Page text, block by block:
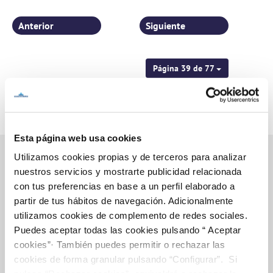
Esta página web usa cookies
Utilizamos cookies propias y de terceros para analizar
nuestros servicios y mostrarte publicidad relacionada
con tus preferencias en base a un perfil elaborado a
partir de tus hábitos de navegación. Adicionalmente
utilizamos cookies de complemento de redes sociales.
Puedes aceptar todas las cookies pulsando “ Aceptar
cookies”· También puedes permitir o rechazar las
cookies de forma granular pulsando “Configurar”. Si
Página 39 de 77
Anterior Siguiente
Inicio
Gestiones Online